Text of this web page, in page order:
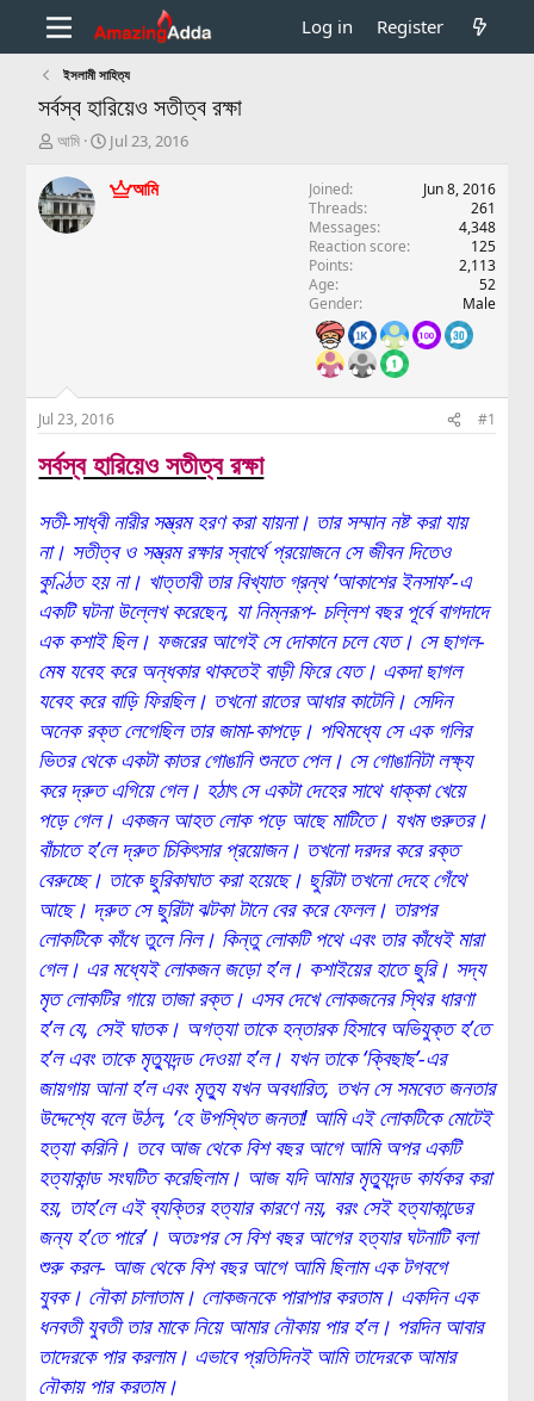
Log in Register
ইসলামী সাহিত্য
সর্বস্ব হারিয়েও সতীত্ব রক্ষা
T
r
e
a
r
আমি
S
a
r
Jul 23, 2016
আমি Joined
Jun 8, 2016
Threads
261
Messages
4,348
Reaction score
125
Points
2,113
Age
52
Gender
Male
Jul 23, 2016 #1
সর্বস্ব হারিয়েও সতীত্ব রক্ষা
সতী-সাধ্বী নারীর সম্ভ্রম হরণ করা যায়না। তার সম্মান নষ্ট করা যায়
না। সতীত্ব ও সম্ভ্রম রক্ষার স্বার্থে প্রয়োজনে সে জীবন দিতেও
কুণ্ঠিত হয় না। খাত্তাবী তার বিখ্যাত গ্রন্থ ‘আকাশের ইনসাফ’-এ
একটি ঘটনা উল্লেখ করেছেন, যা নিম্নরূপ- চল্লিশ বছর পূর্বে বাগদাদে
এক কশাই ছিল। ফজরের আগেই সে দোকানে চলে যেত। সে ছাগল-
মেষ যবেহ করে অন্ধকার থাকতেই বাড়ী ফিরে যেত। একদা ছাগল
যবেহ করে বাড়ি ফিরছিল। তখনো রাতের আধার কাটেনি। সেদিন
অনেক রক্ত লেগেছিল তার জামা-কাপড়ে। পথিমধ্যে সে এক গলির
ভিতর থেকে একটা কাতর গোঙানি শুনতে পেল। সে গোঙানিটা লক্ষ্য
করে দ্রুত এগিয়ে গেল। হঠাৎ সে একটা দেহের সাথে ধাক্কা খেয়ে
পড়ে গেল। একজন আহত লোক পড়ে আছে মাটিতে। যখম গুরুতর।
বাঁচাতে হ’লে দ্রুত চিকিৎসার প্রয়োজন। তখনো দরদর করে রক্ত
বেরুচ্ছে। তাকে ছুরিকাঘাত করা হয়েছে। ছুরিটা তখনো দেহে গেঁথে
আছে। দ্রুত সে ছুরিটা ঝটকা টানে বের করে ফেলল। তারপর
লোকটিকে কাঁধে তুলে নিল। কিন্তু লোকটি পথে এবং তার কাঁধেই মারা
গেল। এর মধ্যেই লোকজন জড়ো হ’ল। কশাইয়ের হাতে ছুরি। সদ্য
মৃত লোকটির গায়ে তাজা রক্ত। এসব দেখে লোকজনের স্থির ধারণা
হ’ল যে, সেই ঘাতক। অগত্যা তাকে হন্তারক হিসাবে অভিযুক্ত হ’তে
হ’ল এবং তাকে মৃত্যুদন্ড দেওয়া হ’ল। যখন তাকে ‘ক্বিছাছ’-এর
জায়গায় আনা হ’ল এবং মৃত্যু যখন অবধারিত, তখন সে সমবেত জনতার
উদ্দেশ্যে বলে উঠল, ‘হে উপস্থিত জনতা! আমি এই লোকটিকে মোটেই
হত্যা করিনি। তবে আজ থেকে বিশ বছর আগে আমি অপর একটি
হত্যাকান্ড সংঘটিত করেছিলাম। আজ যদি আমার মৃত্যুদন্ড কার্যকর করা
হয়, তাহ’লে এই ব্যক্তির হত্যার কারণে নয়, বরং সেই হত্যাকান্ডের
জন্য হ’তে পারে’। অতঃপর সে বিশ বছর আগের হত্যার ঘটনাটি বলা
শুরু করল- আজ থেকে বিশ বছর আগে আমি ছিলাম এক টগবগে
যুবক। নৌকা চালাতাম। লোকজনকে পারাপার করতাম। একদিন এক
ধনবতী যুবতী তার মাকে নিয়ে আমার নৌকায় পার হ’ল। পরদিন আবার
তাদেরকে পার করলাম। এভাবে প্রতিদিনই আমি তাদেরকে আমার
নৌকায় পার করতাম।